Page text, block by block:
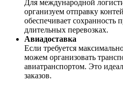
Для международной
организуем отправку
обеспечивает сохранность
длительных перевозках.
Авиадоставка
Если требуется
можем организовать
авиатранспортом. Это
заказов.